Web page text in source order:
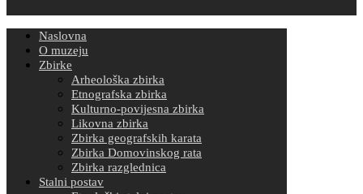
Naslovna
O muzeju
Zbirke
Arheološka zbirka
Etnografska zbirka
Kulturno-povijesna zbirka
Likovna zbirka
Zbirka geografskih karata
Zbirka Domovinskog rata
Zbirka razglednica
Stalni postav